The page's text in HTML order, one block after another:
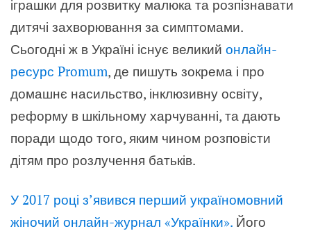
іграшки для розвитку малюка та розпізнавати
дитячі захворювання за симптомами.
Сьогодні ж в Україні існує великий онлайн-
ресурс Promum, де пишуть зокрема і про
домашнє насильство, інклюзивну освіту,
реформу в шкільному харчуванні, та дають
поради щодо того, яким чином розповісти
дітям про розлучення батьків.
У 2017 році з’явився перший україномовний
жіночий онлайн-журнал «Українки». Його